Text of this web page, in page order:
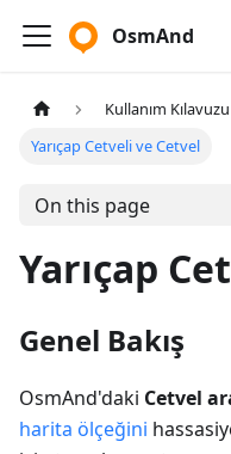
OsmAnd
Kullanım Kılavuzu
Yarıçap Cetveli ve Cetvel
On this page
Yarıçap
Genel Bakış
OsmAnd'daki Cetvel
harita ölçeğini